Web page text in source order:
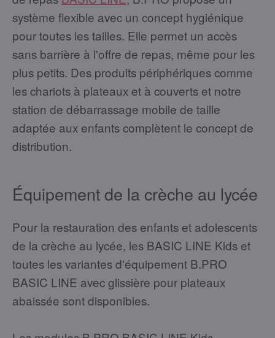
système flexible avec un concept hygiénique
pour toutes les tailles. Elle permet un accès
sans barrière à l'offre de repas, même pour les
plus petits. Des produits périphériques comme
les chariots à plateaux et à couverts et notre
station de débarrassage mobile de taille
adaptée aux enfants complètent le concept de
distribution.
Équipement de la crèche au lycée
Pour la restauration des enfants et adolescents
de la crèche au lycée, les BASIC LINE Kids et
toutes les variantes d'équipement B.PRO
BASIC LINE avec glissière pour plateaux
abaissée sont disponibles.